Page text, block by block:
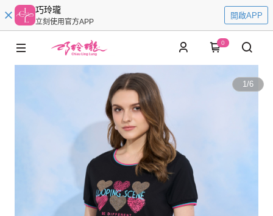
巧玲瓏
立刻使用官方APP
開啟APP
0
1/6